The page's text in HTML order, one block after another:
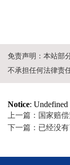
免责声明：本站部
不承担任何法律责
Notice:
上一篇：国家赔
下一篇：已经没有